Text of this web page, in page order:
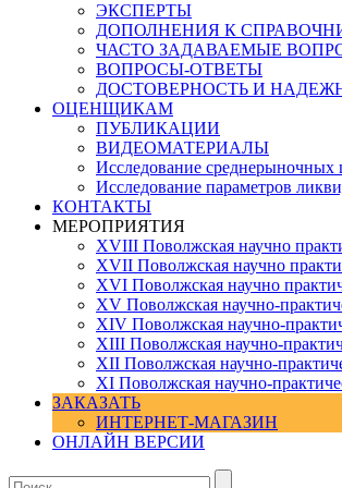
ЭКСПЕРТЫ
ДОПОЛНЕНИЯ К
ЧАСТО ЗАДАВАЕМЫЕ
ВОПРОСЫ-ОТВЕТЫ
ДОСТОВЕРНОСТЬ И
ОЦЕНЩИКАМ
ПУБЛИКАЦИИ
ВИДЕОМАТЕРИАЛЫ
Исследование среднерыночных
Исследование параметров
КОНТАКТЫ
МЕРОПРИЯТИЯ
XVIII Поволжская научно
XVII Поволжская научно
XVI Поволжская научно
ХV Поволжская научно-
ХIV Поволжская научно-
ХIII Поволжская научно-
ХII Поволжская научно-
XI Поволжская научно-
ЗАКАЗАТЬ
ИНТЕРНЕТ-МАГАЗИН
ОНЛАЙН ВЕРСИИ